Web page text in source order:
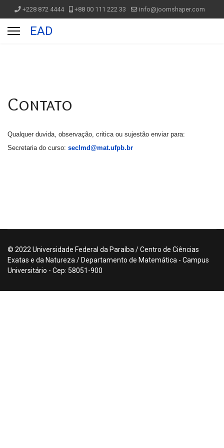
+228 872 4444 +88 00 111 222 33 info@joomshaper.com
EAD
Contato
Qualquer duvida, observação, critica ou sujestão enviar para:
Secretaria do curso: seclmd@mat.ufpb.br
© 2022 Universidade Federal da Paraíba / Centro de Ciências
Exatas e da Natureza / Departamento de Matemática - Campus
Universitário - Cep: 58051-900